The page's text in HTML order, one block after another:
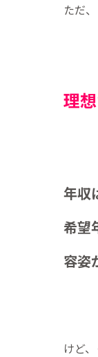
ただ、
理
年収
希望
容姿
けど